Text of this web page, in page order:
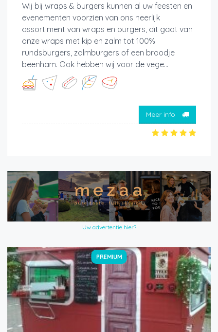
Wij bij wraps & burgers kunnen al uw feesten en
evenementen voorzien van ons heerlijk
assortiment van wraps en burgers, dit gaat van
onze wraps met kip en zalm tot 100%
rundsburgers, zalmburgers of een broodje
beenham. Ook hebben wij voor de vege...
Meer info
Uw advertentie hier?
PREMIUM